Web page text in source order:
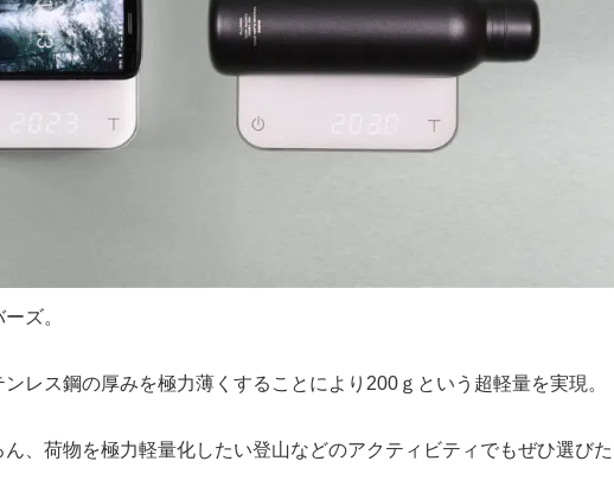
ズ。
レス鋼の厚みを極力薄くすることにより 200 ｇという超軽量を実現。
ん、荷物を極力軽量化したい登山などのアクティビティでもぜひ選びた